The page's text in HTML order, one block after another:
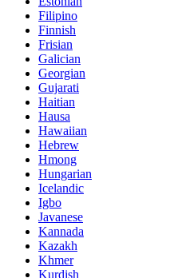
Filipino
Finnish
Frisian
Galician
Georgian
Gujarati
Haitian
Hausa
Hawaiian
Hebrew
Hmong
Hungarian
Icelandic
Igbo
Javanese
Kannada
Kazakh
Khmer
Kurdish